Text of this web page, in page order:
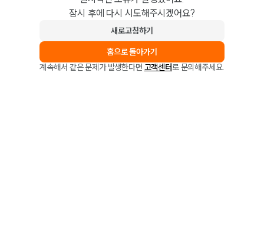
잠시 후에 다시 시도해주시겠어요?
새로고침하기
홈으로 돌아가기
계속해서 같은 문제가 발생한다면 고객센터로 문의해주세요.